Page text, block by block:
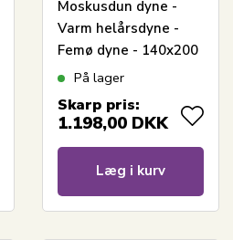
Moskusdun dyne -
Varm helårsdyne -
Femø dyne - 140x200
cm - Quilts Of
På lager
Skarp pris:
1.198,00 DKK
Læg i kurv